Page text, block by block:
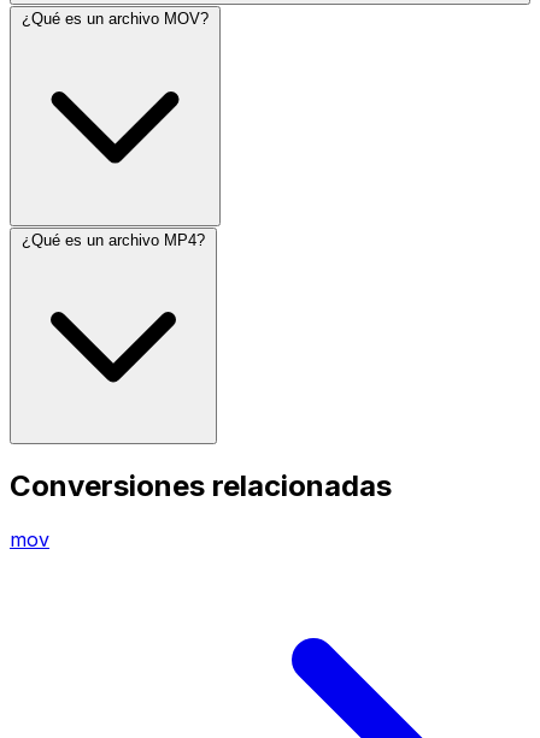
¿Qué es un archivo MOV?
¿Qué es un archivo MP4?
Conversiones relacionadas
mov